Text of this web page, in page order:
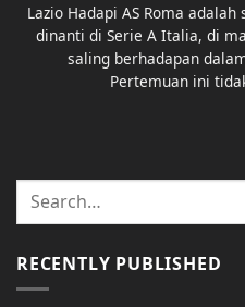
Lazio Hadapi AS Roma
dinanti di Serie A Italia, di
saling berhadapan
Pertemuan ini
RECENTLY PUBLISHED